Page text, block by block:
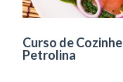
Curso de
Petrolina